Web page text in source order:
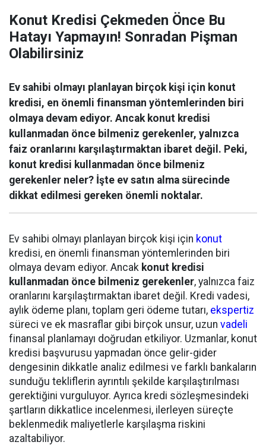
Konut Kredisi Çekmeden Önce Bu
Hatayı Yapmayın! Sonradan Pişman
Olabilirsiniz
Ev sahibi olmayı planlayan birçok kişi için konut
kredisi, en önemli finansman yöntemlerinden biri
olmaya devam ediyor. Ancak konut kredisi
kullanmadan önce bilmeniz gerekenler, yalnızca
faiz oranlarını karşılaştırmaktan ibaret değil. Peki,
konut kredisi kullanmadan önce bilmeniz
gerekenler neler? İşte ev satın alma sürecinde
dikkat edilmesi gereken önemli noktalar.
Ev sahibi olmayı planlayan birçok kişi için konut
kredisi, en önemli finansman yöntemlerinden biri
olmaya devam ediyor. Ancak konut kredisi
kullanmadan önce bilmeniz gerekenler, yalnızca faiz
oranlarını karşılaştırmaktan ibaret değil. Kredi vadesi,
aylık ödeme planı, toplam geri ödeme tutarı, ekspertiz
süreci ve ek masraflar gibi birçok unsur, uzun vadeli
finansal planlamayı doğrudan etkiliyor. Uzmanlar, konut
kredisi başvurusu yapmadan önce gelir-gider
dengesinin dikkatle analiz edilmesi ve farklı bankaların
sunduğu tekliflerin ayrıntılı şekilde karşılaştırılması
gerektiğini vurguluyor. Ayrıca kredi sözleşmesindeki
şartların dikkatlice incelenmesi, ilerleyen süreçte
beklenmedik maliyetlerle karşılaşma riskini
azaltabiliyor.